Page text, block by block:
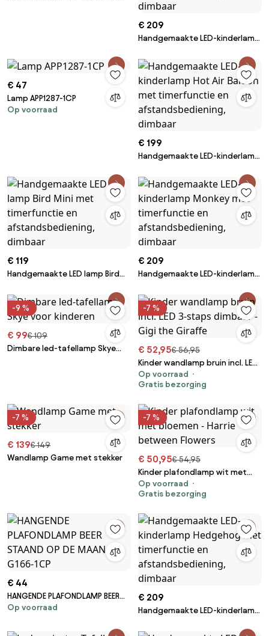
€ 209
Handgemaakte LED-kinderlamp
afstandsbediening, dimbaar
€ 47
Lamp APP1287-1CP
Op voorraad
€ 199
Handgemaakte LED-kinderlamp
en afstandsbediening, dimbaar
€ 119
Handgemaakte LED lamp Bird
afstandsbediening, dimbaar
€ 209
Handgemaakte LED-kinderlamp
afstandsbediening, dimbaar
-9 %
€ 99€ 109
Dimbare led-tafellamp Skye
-7 %
€ 52,95€ 56,95
Kinder wandlamp bruin incl. LED
3-staps dimbaar - Gigi the
Giraffe
Op voorraad
Gratis bezorging
-7 %
€ 139€ 149
Wandlamp Game met stekker
-7 %
€ 50,95€ 54,95
Kinder plafondlamp wit met
bloemen - Harrie between
Flowers
Op voorraad
Gratis bezorging
€ 44
HANGENDE PLAFONDLAMP BEER
STAAND OP DE MAAN G166-1CP
Op voorraad
€ 209
Handgemaakte LED-kinderlamp